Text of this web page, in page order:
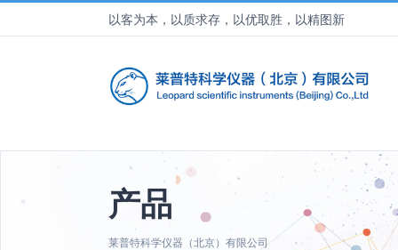
以客为本，以质求存，以优取胜，以精图新
产品
莱普特科学仪器（北京）有限公司